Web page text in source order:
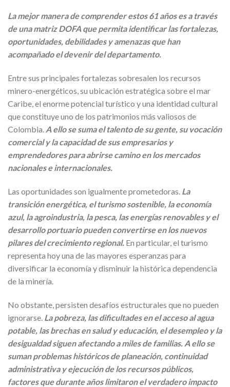
La mejor manera de comprender estos 61 años es a través
de una matriz DOFA que permita identificar las fortalezas,
oportunidades, debilidades y amenazas que han
acompañado el devenir del departamento.
Entre sus principales fortalezas sobresalen los recursos
minero-energéticos, su ubicación estratégica sobre el mar
Caribe, el enorme potencial turístico y una identidad cultural
que constituye uno de los patrimonios más valiosos de
Colombia. A ello se suma el talento de su gente, su vocación
comercial y la capacidad de sus empresarios y
emprendedores para abrirse camino en los mercados
nacionales e internacionales.
Las oportunidades son igualmente prometedoras. La
transición energética, el turismo sostenible, la economía
azul, la agroindustria, la pesca, las energías renovables y el
desarrollo portuario pueden convertirse en los nuevos
pilares del crecimiento regional. En particular, el turismo
representa hoy una de las mayores esperanzas para
diversificar la economía y disminuir la histórica dependencia
de la minería.
No obstante, persisten desafíos estructurales que no pueden
ignorarse. La pobreza, las dificultades en el acceso al agua
potable, las brechas en salud y educación, el desempleo y la
desigualdad siguen afectando a miles de familias. A ello se
suman problemas históricos de planeación, continuidad
administrativa y ejecución de los recursos públicos,
factores que durante años limitaron el verdadero impacto